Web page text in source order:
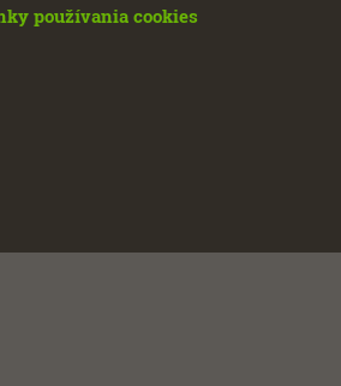
používania cookies